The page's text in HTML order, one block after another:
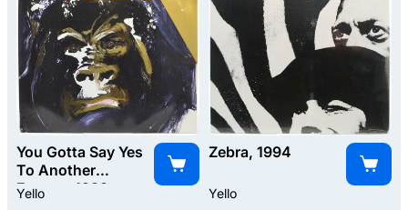
You Gotta Say Yes
To Another
Excess, 1983
Yello
Zebra, 1994
Yello